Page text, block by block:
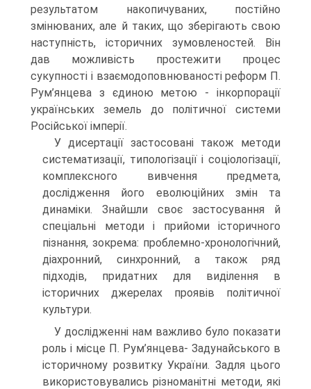
результатом накопичуваних, постійно
змінюваних, але й таких, що зберігають свою
наступність, історичних зумовленостей. Він
дав можливість простежити процес
сукупності і взаємодоповнюваності реформ П.
Рум’янцева з єдиною метою - інкорпорації
українських земель до політичної системи
Російської імперії.
У дисертації застосовані також методи
систематизації, типологізації і соціологізації,
комплексного вивчення предмета,
дослідження його еволюційних змін та
динаміки. Знайшли своє застосування й
спеціальні методи і прийоми історичного
пізнання, зокрема: проблемно-хронологічний,
діахронний, синхронний, а також ряд
підходів, придатних для виділення в
історичних джерелах проявів політичної
культури.
У дослідженні нам важливо було показати
роль і місце П. Рум’янцева- Задунайського в
історичному розвитку України. Задля цього
використовувались різноманітні методи, які